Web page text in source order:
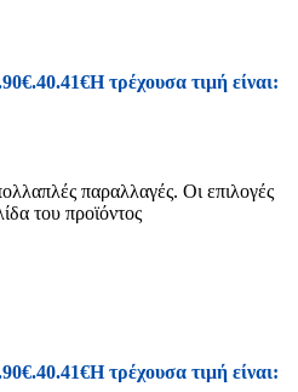
40.41€Η τρέχουσα τιμή είναι:
παραλλαγές. Οι επιλογές
του προϊόντος
40.41€Η τρέχουσα τιμή είναι: